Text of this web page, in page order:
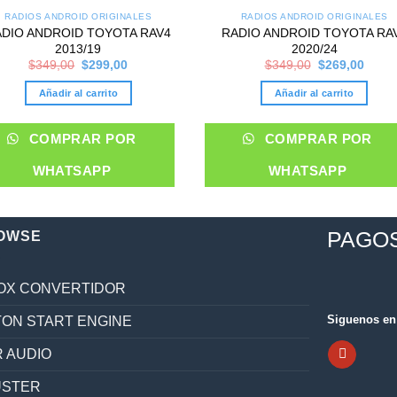
RADIOS ANDROID ORIGINALES
ANDROID TOYOTA RAV4
2013/19
$349,00 Original
was:
$349,00.
$299,00Current
is:
Añadir al carrito
COMPRAR POR
WHATSAPP
RADIOS ANDROID ORIGINALES
RADIO ANDROID TOYOTA
2020/24
$349,00 Original
was:
$349,00.
$269,00
is:
Añadir al carrito
COMPRAR POR
WHATSAPP
CONVERTIDOR
START ENGINE
AUDIO
Siguenos